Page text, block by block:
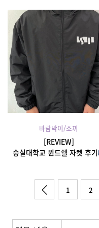
바람막이/조끼
[REVIEW]
숭실대학교 윈드쉘 자켓 후기
1 2